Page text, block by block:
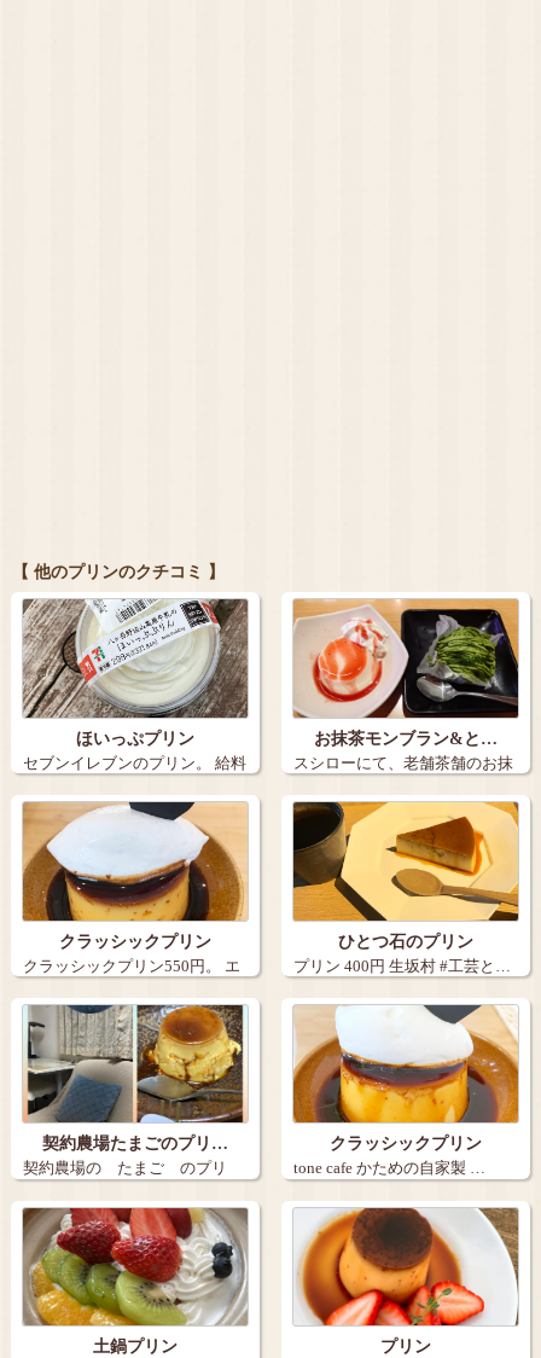
【 他のプリンのクチコミ 】
ほいっぷプリン
セブンイレブンのプリン。 給料
日で小銭…
お抹茶モンブラン&と…
スシローにて、老舗茶舗のお抹
茶モンブラン…
クラッシックプリン
クラッシックプリン550円。 エ
スプレ…
ひとつ石のプリン
プリン 400円 生坂村 #工芸と…
契約農場たまごのプリ…
契約農場の たまご のプリ
ン お…
クラッシックプリン
tone cafe かための自家製 …
土鍋プリン プリン